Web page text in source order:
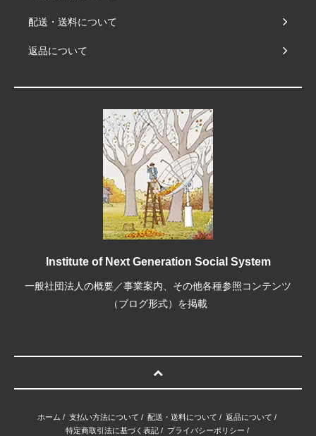
配送・送料について
返品について
Institute of Next Generation Social System
一般社団法人の概要／事業案内、その他各種参照コンテンツ
（ブログ形式）を掲載
ホーム / 支払い方法について / 配送・送料について / 返品について /
特定商取引法に基づく表記/ プライバシーポリシー /